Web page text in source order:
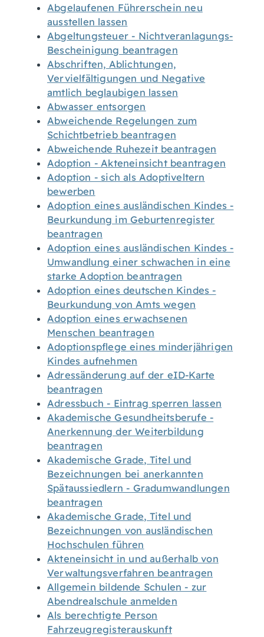
Abgelaufenen Führerschein neu
ausstellen lassen
Abgeltungsteuer - Nichtveranlagungs-
Bescheinigung beantragen
Abschriften, Ablichtungen,
Vervielfältigungen und Negative
amtlich beglaubigen lassen
Abwasser entsorgen
Abweichende Regelungen zum
Schichtbetrieb beantragen
Abweichende Ruhezeit beantragen
Adoption - Akteneinsicht beantragen
Adoption - sich als Adoptiveltern
bewerben
Adoption eines ausländischen Kindes -
Beurkundung im Geburtenregister
beantragen
Adoption eines ausländischen Kindes -
Umwandlung einer schwachen in eine
starke Adoption beantragen
Adoption eines deutschen Kindes -
Beurkundung von Amts wegen
Adoption eines erwachsenen
Menschen beantragen
Adoptionspflege eines minderjährigen
Kindes aufnehmen
Adressänderung auf der eID-Karte
beantragen
Adressbuch - Eintrag sperren lassen
Akademische Gesundheitsberufe -
Anerkennung der Weiterbildung
beantragen
Akademische Grade, Titel und
Bezeichnungen bei anerkannten
Spätaussiedlern - Gradumwandlungen
beantragen
Akademische Grade, Titel und
Bezeichnungen von ausländischen
Hochschulen führen
Akteneinsicht in und außerhalb von
Verwaltungsverfahren beantragen
Allgemein bildende Schulen - zur
Abendrealschule anmelden
Als berechtigte Person
Fahrzeugregisterauskunft